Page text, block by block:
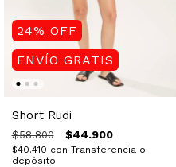
24% OFF
ENVÍO GRATIS
Short Rudi
$58.800 $44.900
$40.410 con Transferencia o
depósito